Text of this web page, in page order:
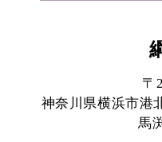
〒
神奈川県横浜市港
馬